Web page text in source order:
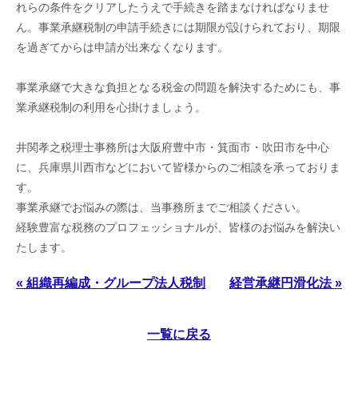
れらの条件をクリアしたうえで手続きを踏まなければなりませ
ん。事業承継税制の申請手続きには期限が設けられており、期限
を過ぎてからは申請が出来なくなります。
事業承継で大きな負担となる税金の問題を解決するためにも、事
業承継税制の利用を心掛けましょう。
井関孝之税理士事務所は大阪府豊中市・箕面市・吹田市を中心
に、兵庫県川西市などにおいて皆様からのご相談を承っておりま
す。
事業承継でお悩みの際は、当事務所までご相談ください。
経験豊富な税務のプロフェッショナルが、皆様のお悩みを解決い
たします。
« 組織再編成・グループ法人税制 経営承継円滑化法 »
一覧に戻る